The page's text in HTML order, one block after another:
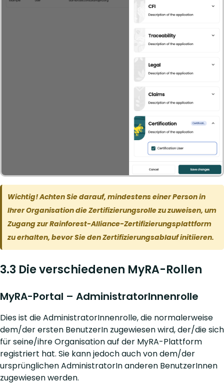
Wichtig! Achten Sie darauf, mindestens einer Person in
Ihrer Organisation die Zertifizierungsrolle zu zuweisen, um
Zugang zur Rainforest-Alliance-Zertifizierungsplattform
zu erhalten, bevor Sie den Zertifizierungsablauf initiieren.
3.3 Die verschiedenen MyRA-Rollen
MyRA-Portal – AdministratorInnenrolle
Dies ist die AdministratorInnenrolle, die normalerweise
dem/der ersten BenutzerIn zugewiesen wird, der/die sich
für seine/ihre Organisation auf der MyRA-Plattform
registriert hat. Sie kann jedoch auch von dem/der
ursprünglichen AdministratorIn anderen BenutzerInnen
zugewiesen werden.